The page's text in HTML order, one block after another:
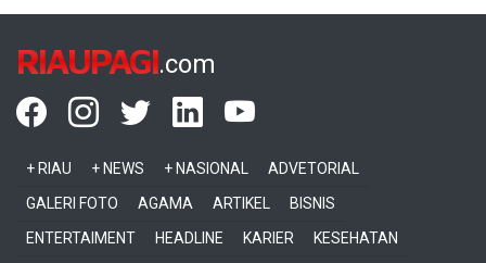
RIAUPAGI.com
+ RIAU + NEWS + NASIONAL
ADVETORIAL
GALERI FOTO
AGAMA ARTIKEL
BISNIS
ENTERTAIMENT
HEADLINE KARIER
KESEHATAN